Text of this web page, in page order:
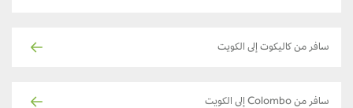
سافر من كاليكوت إلى الكويت
سافر من Colombo إلى الكويت